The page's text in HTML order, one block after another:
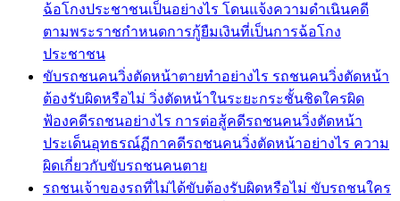
ฉ้อโกงประชาชนเป็นอย่างไร โดนแจ้งความดำเนินคดี
ตามพระราชกำหนดการกู้ยืมเงินที่เป็นการฉ้อโกง
ประชาชน
ขับรถชนคนวิ่งตัดหน้าตายทำอย่างไร รถชนคนวิ่งตัดหน้า
ต้องรับผิดหรือไม่ วิ่งตัดหน้าในระยะกระชั้นชิดใครผิด
ฟ้องคดีรถชนอย่างไร การต่อสู้คดีรถชนคนวิ่งตัดหน้า
ประเด็นอุทธรณ์ฏีกาคดีรถชนคนวิ่งตัดหน้าอย่างไร ความ
ผิดเกี่ยวกับขับรถชนคนตาย
รถชนเจ้าของรถที่ไม่ได้ขับต้องรับผิดหรือไม่ ขับรถชนใคร